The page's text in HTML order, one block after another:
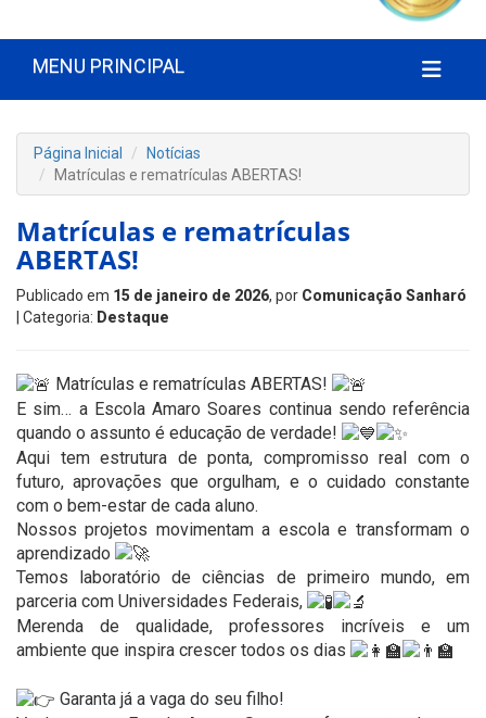
MENU PRINCIPAL
Página Inicial
Notícias
Matrículas e rematrículas ABERTAS!
Matrículas e rematrículas
ABERTAS!
Publicado em 15 de janeiro de 2026, por Comunicação Sanharó
| Categoria: Destaque
Matrículas e rematrículas ABERTAS!
E sim… a Escola Amaro Soares continua sendo referência
quando o assunto é educação de verdade!
Aqui tem estrutura de ponta, compromisso real com o
futuro, aprovações que orgulham, e o cuidado constante
com o bem-estar de cada aluno.
Nossos projetos movimentam a escola e transformam o
aprendizado
Temos laboratório de ciências de primeiro mundo, em
parceria com Universidades Federais,
Merenda de qualidade, professores incríveis e um
ambiente que inspira crescer todos os dias
Garanta já a vaga do seu filho!